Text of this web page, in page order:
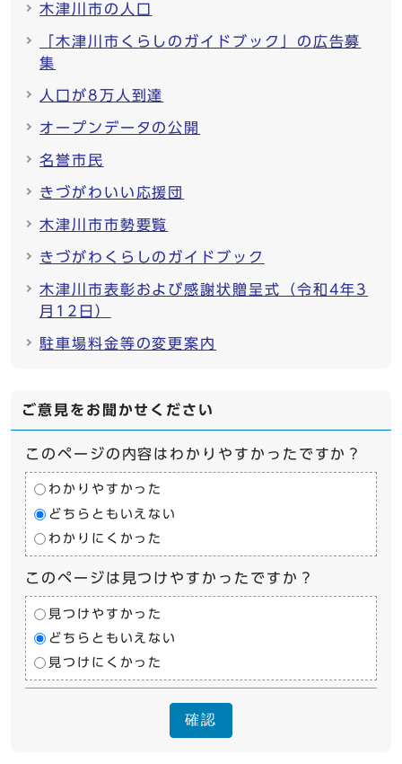
木津川市の人口
「木津川市くらしのガイドブック」の広告募
集
人口が8万人到達
オープンデータの公開
名誉市民
きづがわいい応援団
木津川市市勢要覧
きづがわくらしのガイドブック
木津川市表彰および感謝状贈呈式（令和4年3
月12日）
駐車場料金等の変更案内
ご意見をお聞かせください
このページの内容はわかりやすかったですか？
わかりやすかった
どちらともいえない
わかりにくかった
このページは見つけやすかったですか？
見つけやすかった
どちらともいえない
見つけにくかった
確認